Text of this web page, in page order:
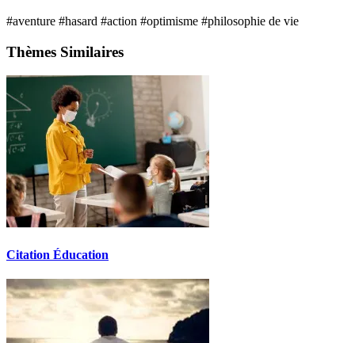
#aventure #hasard #action #optimisme #philosophie de vie
Thèmes Similaires
Citation Éducation